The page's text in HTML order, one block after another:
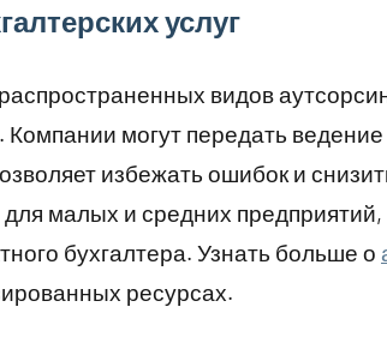
услуг
видов
Компании могут передать
избежать ошибок и
малых и средних предприятий,
бухгалтера. Узнать больше о
ресурсах.